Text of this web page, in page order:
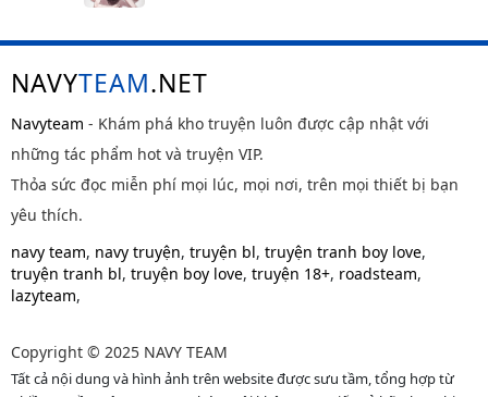
NAVYTEAM.NET
Navyteam - Khám phá kho truyện luôn được cập nhật với
những tác phẩm hot và truyện VIP.
Thỏa sức đọc miễn phí mọi lúc, mọi nơi, trên mọi thiết bị bạn
yêu thích.
navy team, navy truyện, truyện bl, truyện tranh boy love,
truyện tranh bl, truyện boy love, truyện 18+, roadsteam,
lazyteam,
Copyright © 2025 NAVY TEAM
Tất cả nội dung và hình ảnh trên website được sưu tầm, tổng hợp từ